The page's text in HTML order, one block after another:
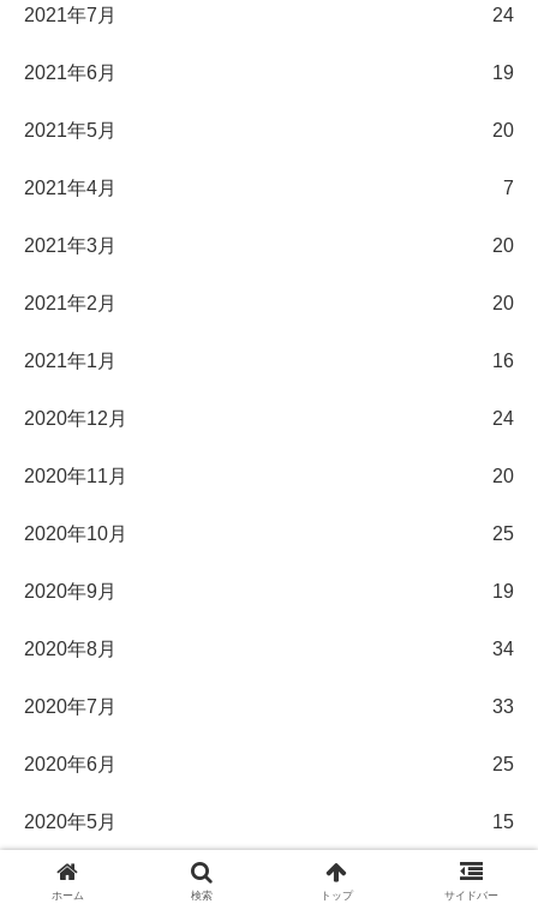
2021年7月 24
2021年6月 19
2021年5月 20
2021年4月 7
2021年3月 20
2021年2月 20
2021年1月 16
2020年12月 24
2020年11月 20
2020年10月 25
2020年9月 19
2020年8月 34
2020年7月 33
2020年6月 25
2020年5月 15
2020年4月
ホーム 検索 トップ サイドバー